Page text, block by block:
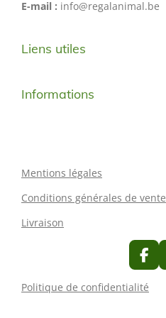
E-mail : info@regalanimal.be
Liens utiles
Informations
Mentions légales
Conditions générales de vente
Livraison
F
a
c
Politique de confidentialité